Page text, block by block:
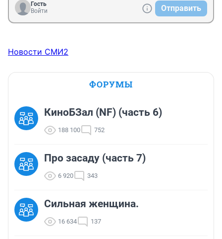
Гость
Войти
Отправить
Новости СМИ2
ФОРУМЫ
КиноБЗал (NF) (часть 6)
188 100 752
Про засаду (часть 7)
6 920 343
Сильная женщина.
16 634 137